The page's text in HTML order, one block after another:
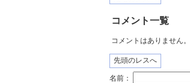
コメント一覧
コメントはありません。
先頭のレスへ
名前：